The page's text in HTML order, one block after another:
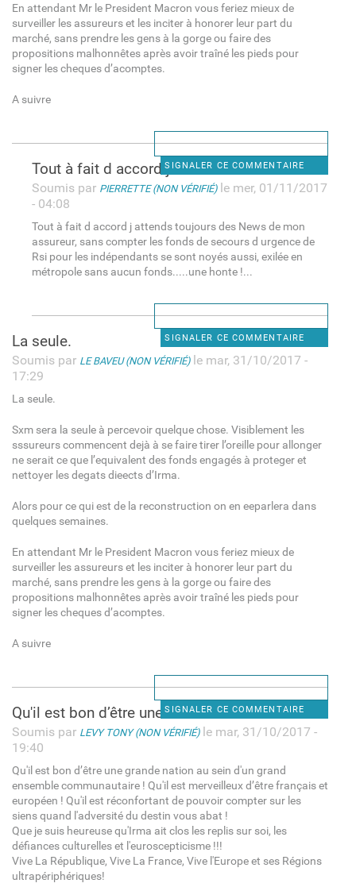
En attendant Mr le President Macron vous feriez mieux de
surveiller les assureurs et les inciter à honorer leur part du
marché, sans prendre les gens à la gorge ou faire des
propositions malhonnêtes après avoir traîné les pieds pour
signer les cheques d’acomptes.
A suivre
SIGNALER CE COMMENTAIRE
Tout à fait d accord j
Soumis par PIERRETTE (NON VÉRIFIÉ)le mer, 01/11/2017
- 04:08
Tout à fait d accord j attends toujours des News de mon
assureur, sans compter les fonds de secours d urgence de
Rsi pour les indépendants se sont noyés aussi, exilée en
métropole sans aucun fonds.....une honte !...
SIGNALER CE COMMENTAIRE
La seule.
Soumis par LE BAVEU (NON VÉRIFIÉ)le mar, 31/10/2017 -
17:29
La seule.
Sxm sera la seule à percevoir quelque chose. Visiblement les
sssureurs commencent dejà à se faire tirer l’oreille pour allonger
ne serait ce que l’equivalent des fonds engagés à proteger et
nettoyer les degats dieects d’Irma.
Alors pour ce qui est de la reconstruction on en eeparlera dans
quelques semaines.
En attendant Mr le President Macron vous feriez mieux de
surveiller les assureurs et les inciter à honorer leur part du
marché, sans prendre les gens à la gorge ou faire des
propositions malhonnêtes après avoir traîné les pieds pour
signer les cheques d’acomptes.
A suivre
SIGNALER CE COMMENTAIRE
Qu'il est bon d’être une
Soumis par LEVY TONY (NON VÉRIFIÉ)le mar, 31/10/2017 -
19:40
Qu'il est bon d’être une grande nation au sein d'un grand
ensemble communautaire ! Qu'il est merveilleux d’être français et
européen ! Qu'il est réconfortant de pouvoir compter sur les
siens quand l'adversité du destin vous abat !
Que je suis heureuse qu'Irma ait clos les replis sur soi, les
défiances culturelles et l'euroscepticisme !!!
Vive La République, Vive La France, Vive l'Europe et ses Régions
ultrapériphériques!